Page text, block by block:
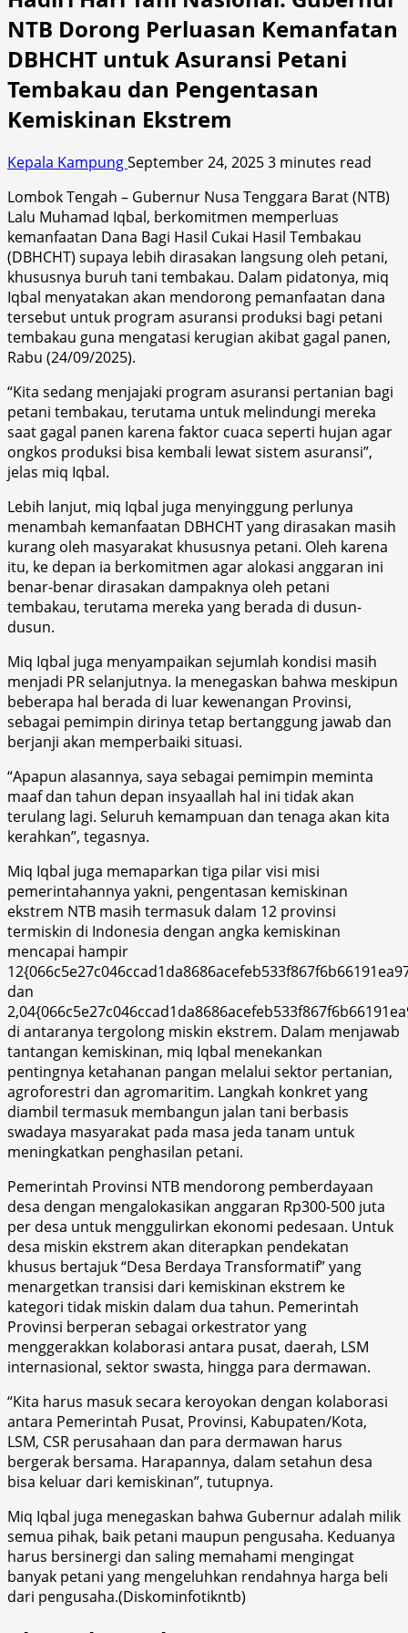
NTB Dorong Perluasan Kemanfatan
DBHCHT untuk Asuransi Petani
Tembakau dan Pengentasan
Kemiskinan Ekstrem
Kepala KampungSeptember 24, 20253 minutes read
Lombok Tengah – Gubernur Nusa Tenggara Barat (NTB)
Lalu Muhamad Iqbal, berkomitmen memperluas
kemanfaatan Dana Bagi Hasil Cukai Hasil Tembakau
(DBHCHT) supaya lebih dirasakan langsung oleh petani,
khususnya buruh tani tembakau. Dalam pidatonya, miq
Iqbal menyatakan akan mendorong pemanfaatan dana
tersebut untuk program asuransi produksi bagi petani
tembakau guna mengatasi kerugian akibat gagal panen,
Rabu (24/09/2025).
“Kita sedang menjajaki program asuransi pertanian bagi
petani tembakau, terutama untuk melindungi mereka
saat gagal panen karena faktor cuaca seperti hujan agar
ongkos produksi bisa kembali lewat sistem asuransi”,
jelas miq Iqbal.
Lebih lanjut, miq Iqbal juga menyinggung perlunya
menambah kemanfaatan DBHCHT yang dirasakan masih
kurang oleh masyarakat khususnya petani. Oleh karena
itu, ke depan ia berkomitmen agar alokasi anggaran ini
benar-benar dirasakan dampaknya oleh petani
tembakau, terutama mereka yang berada di dusun-
dusun.
Miq Iqbal juga menyampaikan sejumlah kondisi masih
menjadi PR selanjutnya. Ia menegaskan bahwa meskipun
beberapa hal berada di luar kewenangan Provinsi,
sebagai pemimpin dirinya tetap bertanggung jawab dan
berjanji akan memperbaiki situasi.
“Apapun alasannya, saya sebagai pemimpin meminta
maaf dan tahun depan insyaallah hal ini tidak akan
terulang lagi. Seluruh kemampuan dan tenaga akan kita
kerahkan”, tegasnya.
Miq Iqbal juga memaparkan tiga pilar visi misi
pemerintahannya yakni, pengentasan kemiskinan
ekstrem NTB masih termasuk dalam 12 provinsi
termiskin di Indonesia dengan angka kemiskinan
mencapai hampir
dan
di antaranya tergolong miskin ekstrem. Dalam menjawab
tantangan kemiskinan, miq Iqbal menekankan
pentingnya ketahanan pangan melalui sektor pertanian,
agroforestri dan agromaritim. Langkah konkret yang
diambil termasuk membangun jalan tani berbasis
swadaya masyarakat pada masa jeda tanam untuk
meningkatkan penghasilan petani.
Pemerintah Provinsi NTB mendorong pemberdayaan
desa dengan mengalokasikan anggaran Rp300-500 juta
per desa untuk menggulirkan ekonomi pedesaan. Untuk
desa miskin ekstrem akan diterapkan pendekatan
khusus bertajuk “Desa Berdaya Transformatif” yang
menargetkan transisi dari kemiskinan ekstrem ke
kategori tidak miskin dalam dua tahun. Pemerintah
Provinsi berperan sebagai orkestrator yang
menggerakkan kolaborasi antara pusat, daerah, LSM
internasional, sektor swasta, hingga para dermawan.
“Kita harus masuk secara keroyokan dengan kolaborasi
antara Pemerintah Pusat, Provinsi, Kabupaten/Kota,
LSM, CSR perusahaan dan para dermawan harus
bergerak bersama. Harapannya, dalam setahun desa
bisa keluar dari kemiskinan”, tutupnya.
Miq Iqbal juga menegaskan bahwa Gubernur adalah milik
semua pihak, baik petani maupun pengusaha. Keduanya
harus bersinergi dan saling memahami mengingat
banyak petani yang mengeluhkan rendahnya harga beli
dari pengusaha.(Diskominfotikntb)